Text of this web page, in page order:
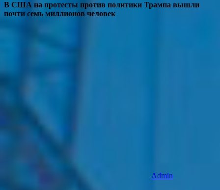
В США на протесты против политики Трампа вышли
почти семь миллионов человек
Admin